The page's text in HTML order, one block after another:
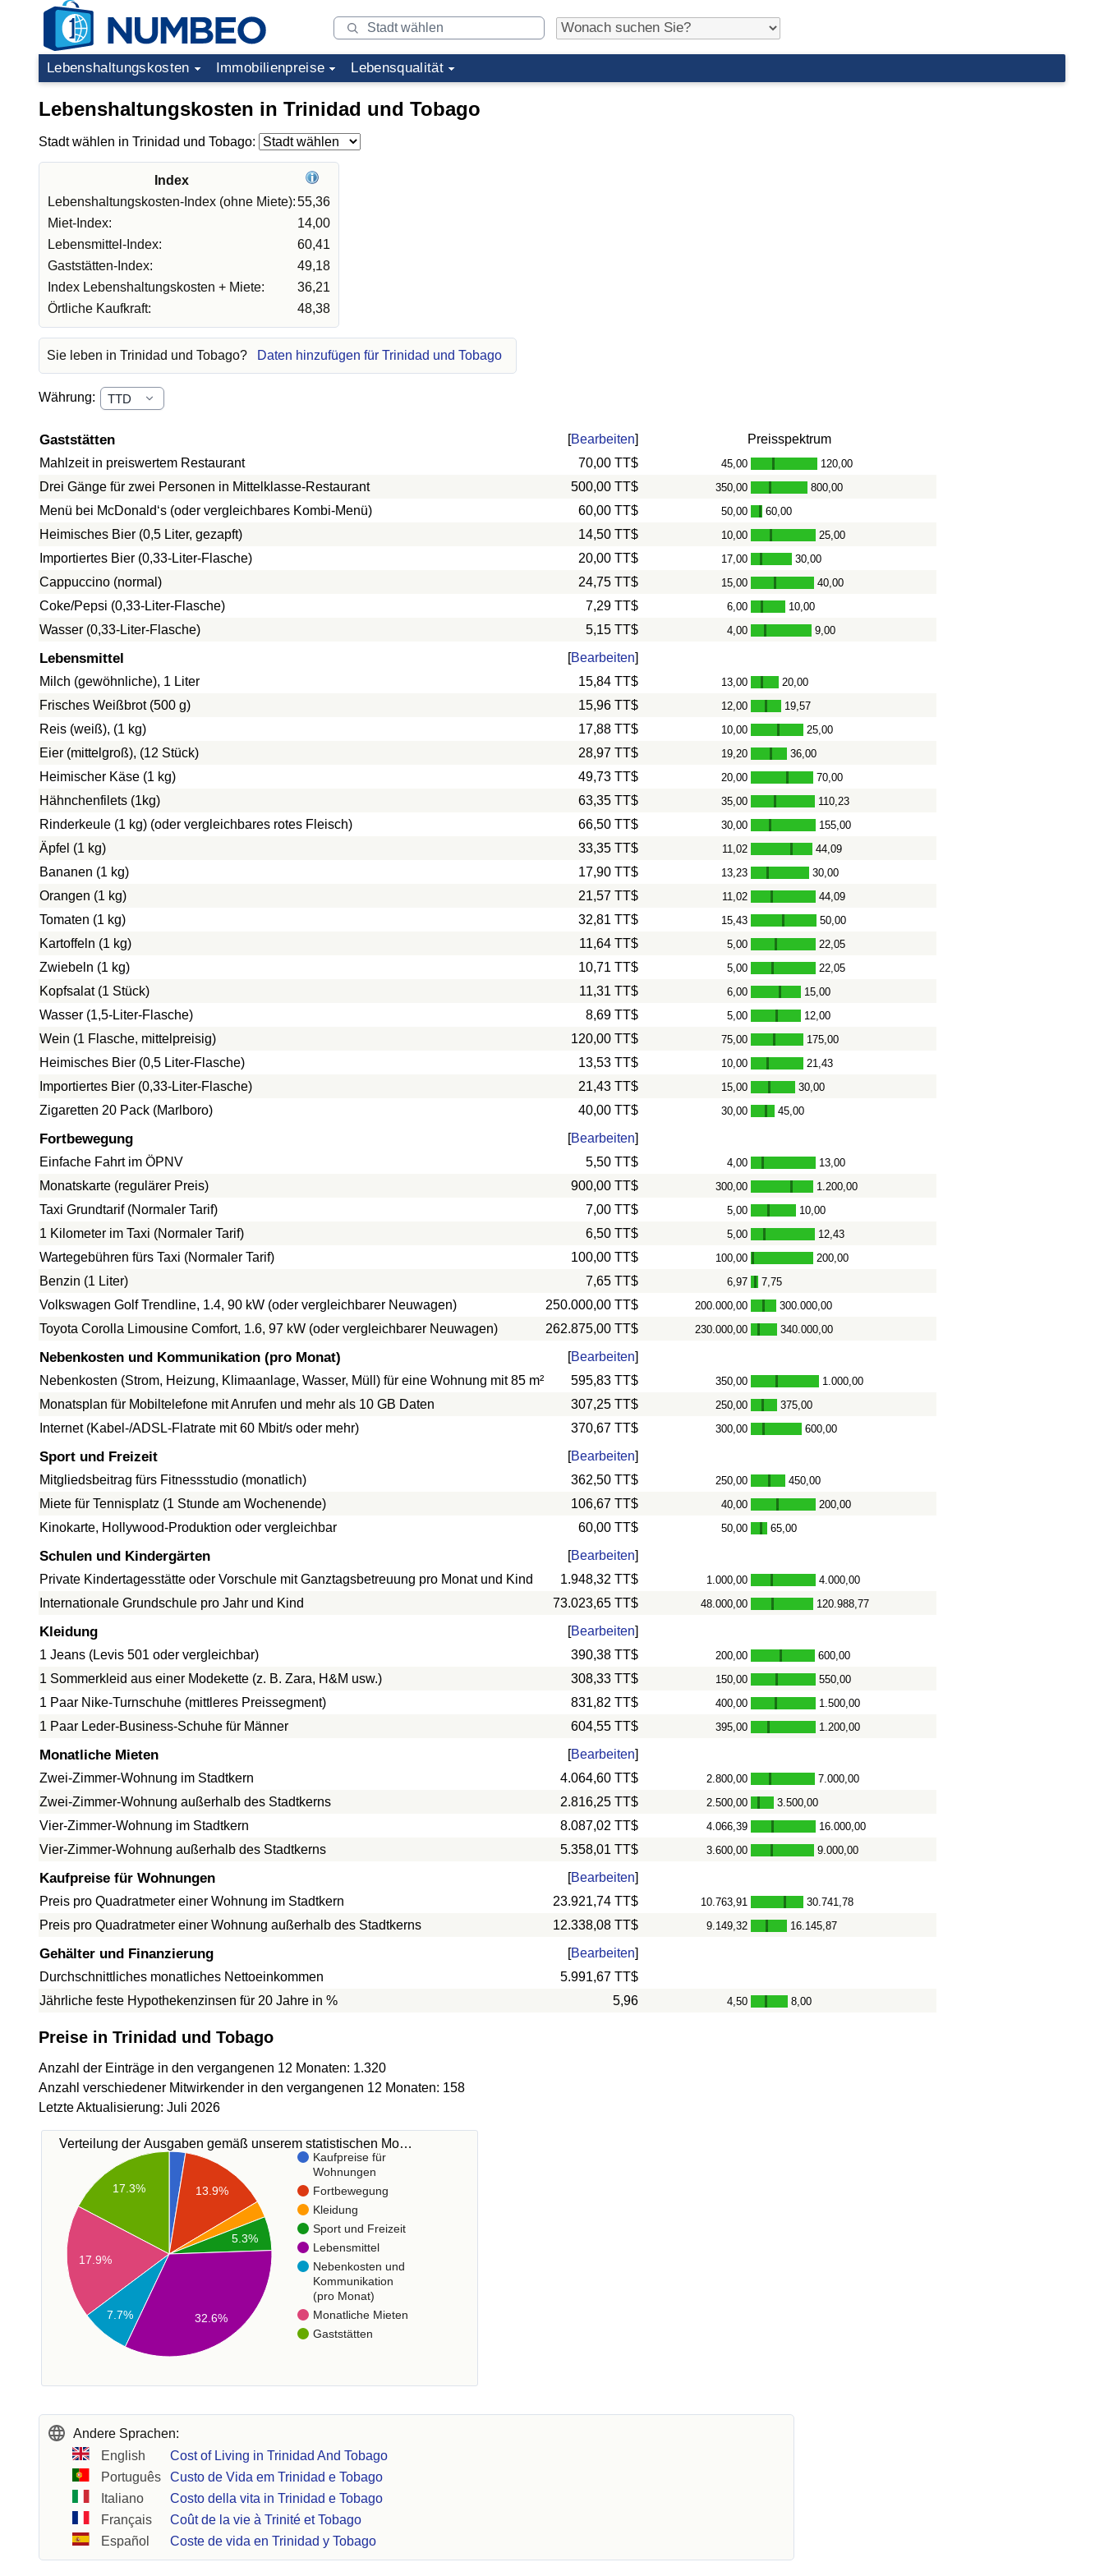
Lebenshaltungskosten Immobilienpreise Lebensqualität
Lebenshaltungskosten in Trinidad und Tobago
Stadt wählen in Trinidad und Tobago:
Index
Lebenshaltungskosten-Index (ohne Miete):55,36
Miet-Index:
14,00
Lebensmittel-Index:
60,41
Gaststätten-Index:
49,18
Index Lebenshaltungskosten + Miete:
36,21
Örtliche Kaufkraft:
48,38
Sie leben in Trinidad und Tobago? Daten hinzufügen für Trinidad und Tobago
Währung:
Gaststätten [Bearbeiten]
Preisspektrum
Mahlzeit in preiswertem Restaurant
70,00 TT$ 45,00 - 120,00
Drei Gänge für zwei Personen in Mittelklasse-Restaurant 500,00 TT$ 350,00 - 800,00
Menü bei McDonald‘s (oder vergleichbares Kombi-Menü) 60,00 TT$ 50,00 - 60,00
Heimisches Bier (0,5 Liter, gezapft) 14,50 TT$ 10,00 - 25,00
Importiertes Bier (0,33-Liter-Flasche) 20,00 TT$ 17,00 - 30,00
Cappuccino (normal) 24,75 TT$ 15,00 - 40,00
Coke/Pepsi (0,33-Liter-Flasche) 7,29 TT$ 6,00 - 10,00
Wasser (0,33-Liter-Flasche) 5,15 TT$ 4,00 - 9,00
Lebensmittel [Bearbeiten]
Milch (gewöhnliche), 1 Liter
15,84 TT$ 13,00 - 20,00
Frisches Weißbrot (500 g) 15,96 TT$ 12,00 - 19,57
Reis (weiß), (1 kg) 17,88 TT$ 10,00 - 25,00
Eier (mittelgroß), (12 Stück) 28,97 TT$ 19,20 - 36,00
Heimischer Käse (1 kg) 49,73 TT$ 20,00 - 70,00
Hähnchenfilets (1kg) 63,35 TT$ 35,00 - 110,23
Rinderkeule (1 kg) (oder vergleichbares rotes Fleisch) 66,50 TT$ 30,00 - 155,00
Äpfel (1 kg) 33,35 TT$ 11,02 - 44,09
Bananen (1 kg) 17,90 TT$ 13,23 - 30,00
Orangen (1 kg) 21,57 TT$ 11,02 - 44,09
Tomaten (1 kg) 32,81 TT$ 15,43 - 50,00
Kartoffeln (1 kg) 11,64 TT$ 5,00 - 22,05
Zwiebeln (1 kg) 10,71 TT$ 5,00 - 22,05
Kopfsalat (1 Stück) 11,31 TT$ 6,00 - 15,00
Wasser (1,5-Liter-Flasche) 8,69 TT$ 5,00 - 12,00
Wein (1 Flasche, mittelpreisig) 120,00 TT$ 75,00 - 175,00
Heimisches Bier (0,5 Liter-Flasche) 13,53 TT$ 10,00 - 21,43
Importiertes Bier (0,33-Liter-Flasche) 21,43 TT$ 15,00 - 30,00
Zigaretten 20 Pack (Marlboro) 40,00 TT$ 30,00 - 45,00
Fortbewegung [Bearbeiten]
Einfache Fahrt im ÖPNV
5,50 TT$ 4,00 - 13,00
Monatskarte (regulärer Preis) 900,00 TT$ 300,00 - 1.200,00
Taxi Grundtarif (Normaler Tarif) 7,00 TT$ 5,00 - 10,00
1 Kilometer im Taxi (Normaler Tarif) 6,50 TT$ 5,00 - 12,43
Wartegebühren fürs Taxi (Normaler Tarif) 100,00 TT$ 100,00 - 200,00
Benzin (1 Liter) 7,65 TT$ 6,97 - 7,75
Volkswagen Golf Trendline, 1.4, 90 kW (oder vergleichbarer Neuwagen) 250.000,00 TT$ 200.000,00 - 300.000,00
Toyota Corolla Limousine Comfort, 1.6, 97 kW (oder vergleichbarer Neuwagen) 262.875,00 TT$ 230.000,00 - 340.000,00
Nebenkosten und Kommunikation (pro Monat) [Bearbeiten]
Nebenkosten (Strom, Heizung, Klimaanlage, Wasser, Müll) für eine Wohnung mit 85 m²
595,83 TT$ 350,00 - 1.000,00
Monatsplan für Mobiltelefone mit Anrufen und mehr als 10 GB Daten 307,25 TT$ 250,00 - 375,00
Internet (Kabel-/ADSL-Flatrate mit 60 Mbit/s oder mehr) 370,67 TT$ 300,00 - 600,00
Sport und Freizeit [Bearbeiten]
Mitgliedsbeitrag fürs Fitnessstudio (monatlich)
362,50 TT$ 250,00 - 450,00
Miete für Tennisplatz (1 Stunde am Wochenende) 106,67 TT$ 40,00 - 200,00
Kinokarte, Hollywood-Produktion oder vergleichbar 60,00 TT$ 50,00 - 65,00
Schulen und Kindergärten [Bearbeiten]
Private Kindertagesstätte oder Vorschule mit Ganztagsbetreuung pro Monat und Kind
1.948,32 TT$ 1.000,00 - 4.000,00
Internationale Grundschule pro Jahr und Kind 73.023,65 TT$ 48.000,00 - 120.988,77
Kleidung [Bearbeiten]
1 Jeans (Levis 501 oder vergleichbar)
390,38 TT$ 200,00 - 600,00
1 Sommerkleid aus einer Modekette (z. B. Zara, H&M usw.) 308,33 TT$ 150,00 - 550,00
1 Paar Nike-Turnschuhe (mittleres Preissegment) 831,82 TT$ 400,00 - 1.500,00
1 Paar Leder-Business-Schuhe für Männer 604,55 TT$ 395,00 - 1.200,00
Monatliche Mieten [Bearbeiten]
Zwei-Zimmer-Wohnung im Stadtkern
4.064,60 TT$ 2.800,00 - 7.000,00
Zwei-Zimmer-Wohnung außerhalb des Stadtkerns 2.816,25 TT$ 2.500,00 - 3.500,00
Vier-Zimmer-Wohnung im Stadtkern 8.087,02 TT$ 4.066,39 - 16.000,00
Vier-Zimmer-Wohnung außerhalb des Stadtkerns 5.358,01 TT$ 3.600,00 - 9.000,00
Kaufpreise für Wohnungen [Bearbeiten]
Preis pro Quadratmeter einer Wohnung im Stadtkern
23.921,74 TT$ 10.763,91 - 30.741,78
Preis pro Quadratmeter einer Wohnung außerhalb des Stadtkerns 12.338,08 TT$ 9.149,32 - 16.145,87
Gehälter und Finanzierung [Bearbeiten]
Durchschnittliches monatliches Nettoeinkommen
5.991,67 TT$
Jährliche feste Hypothekenzinsen für 20 Jahre in %
5,96 4,50 - 8,00
Preise in Trinidad und Tobago
Anzahl der Einträge in den vergangenen 12 Monaten: 1.320
Anzahl verschiedener Mitwirkender in den vergangenen 12 Monaten: 158
Letzte Aktualisierung: Juli 2026
Verteilung der Ausgaben gemäß unserem statistischen Mo…
Kaufpreise für
Wohnungen
Fortbewegung
Kleidung
Sport und Freizeit
Lebensmittel
Nebenkosten und
Kommunikation
(pro Monat)
Monatliche Mieten
Gaststätten
13.9%
5.3%
17.3%
17.9%
7.7% 32.6%
Andere Sprachen:
English
Cost of Living in Trinidad And Tobago
Português
Custo de Vida em Trinidad e Tobago
Italiano
Costo della vita in Trinidad e Tobago
Français
Coût de la vie à Trinité et Tobago
Español
Coste de vida en Trinidad y Tobago